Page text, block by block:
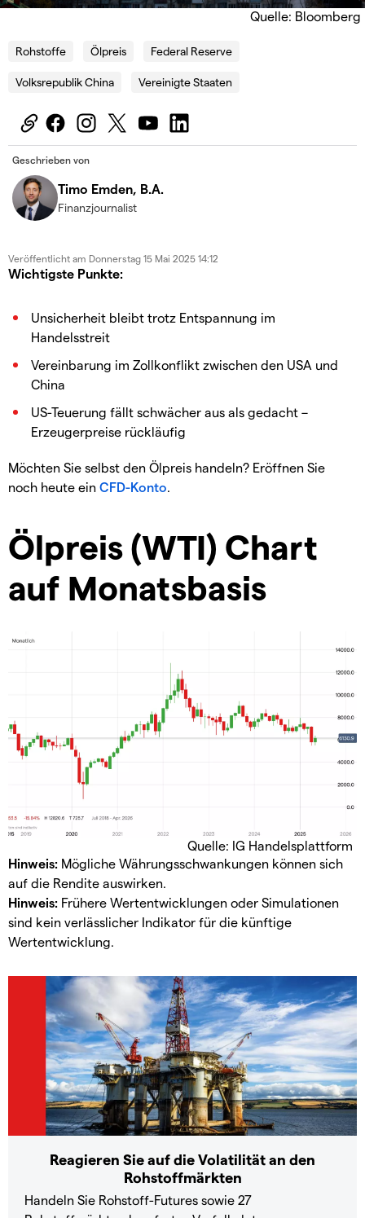
Quelle: Bloomberg
Rohstoffe Ölpreis Federal Reserve
Volksrepublik China Vereinigte Staaten
Geschrieben von
Timo Emden, B.A.
Finanzjournalist
Veröffentlicht am Donnerstag 15 Mai 2025 14:12
Wichtigste Punkte:
Unsicherheit bleibt trotz Entspannung im
Handelsstreit
Vereinbarung im Zollkonflikt zwischen den USA und
China
US-Teuerung fällt schwächer aus als gedacht –
Erzeugerpreise rückläufig
Möchten Sie selbst den Ölpreis handeln? Eröffnen Sie
noch heute ein CFD-Konto.
Ölpreis (WTI) Chart
auf Monatsbasis
Quelle: IG Handelsplattform
Hinweis: Mögliche Währungsschwankungen können sich
auf die Rendite auswirken.
Hinweis: Frühere Wertentwicklungen oder Simulationen
sind kein verlässlicher Indikator für die künftige
Wertentwicklung.
Reagieren Sie auf die Volatilität an den
Rohstoffmärkten
Handeln Sie Rohstoff-Futures sowie 27